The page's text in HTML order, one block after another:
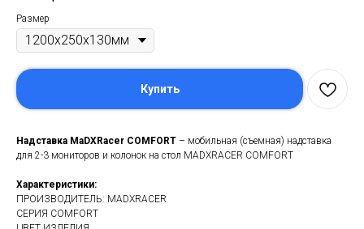
Размер
Купить
Надставка MaDXRacer COMFORT – мобильная (съемная) надставка
для 2-3 мониторов и колонок на стол MADXRACER COMFORT
Характеристики:
ПРОИЗВОДИТЕЛЬ: MADXRACER
СЕРИЯ COMFORT